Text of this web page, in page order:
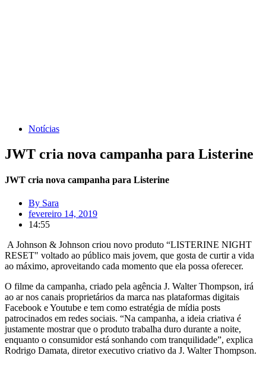
Notícias
JWT cria nova campanha para Listerine
JWT cria nova campanha para Listerine
By Sara
fevereiro 14, 2019
14:55
A Johnson & Johnson criou novo produto “LISTERINE NIGHT
RESET" voltado ao público mais jovem, que gosta de curtir a vida
ao máximo, aproveitando cada momento que ela possa oferecer.
O filme da campanha, criado pela agência J. Walter Thompson, irá
ao ar nos canais proprietários da marca nas plataformas digitais
Facebook e Youtube e tem como estratégia de mídia posts
patrocinados em redes sociais. “Na campanha, a ideia criativa é
justamente mostrar que o produto trabalha duro durante a noite,
enquanto o consumidor está sonhando com tranquilidade”, explica
Rodrigo Damata, diretor executivo criativo da J. Walter Thompson.